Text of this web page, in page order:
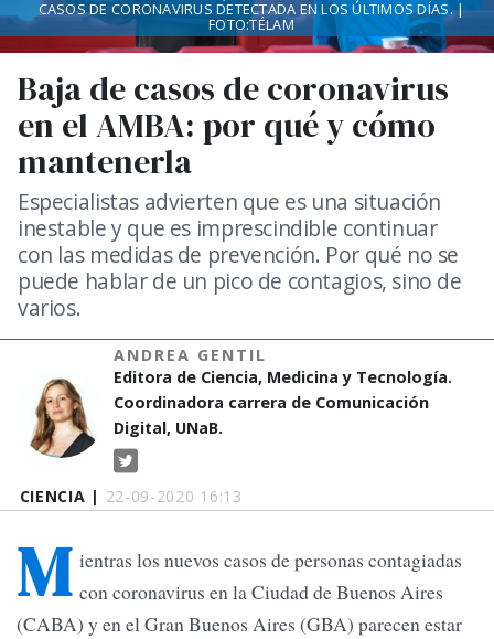
CIENCIA | 22-09-2020 16:13
Baja de casos de coronavirus
en el AMBA: por qué y cómo
mantenerla
Especialistas advierten que es una situación
inestable y que es imprescindible continuar
con las medidas de prevención. Por qué no se
puede hablar de un pico de contagios, sino de
varios.
ANDREA GENTIL
Editora de Ciencia, Medicina y Tecnología.
Coordinadora carrera de Comunicación
Digital, UNaB.
CASOS DE CORONAVIRUS DETECTADA EN LOS ÚLTIMOS DÍAS. |
FOTO:TÉLAM
M ientras los nuevos casos de personas contagiadas
con coronavirus en la Ciudad de Buenos Aires
(CABA) y en el Gran Buenos Aires (GBA) parecen estar